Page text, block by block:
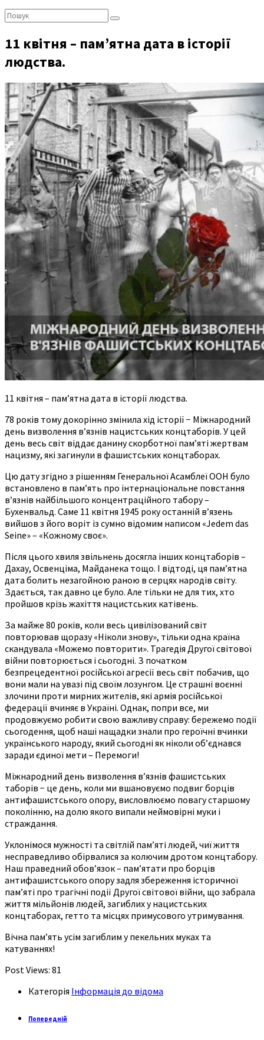
Пошук:
11 квітня – пам’ятна дата в історії
людства.
11 квітня – пам’ятна дата в історії людства.
78 років тому докорінно змінила хід історії − Міжнародний
день визволення в’язнів нацистських концтаборів. У цей
день весь світ віддає данину скорботної пам’яті жертвам
нацизму, які загинули в фашистських концтаборах.
Цю дату згідно з рішенням Генеральної Асамблеї ООН було
встановлено в пам’ять про інтернаціональне повстання
в’язнів найбільшого концентраційного табору –
Бухенвальд. Саме 11 квітня 1945 року останній в’язень
вийшов з його воріт із сумно відомим написом «Jedem das
Seine» – «Кожному своє».
Після цього хвиля звільнень досягла інших концтаборів –
Дахау, Освенціма, Майданека тощо. І відтоді, ця пам’ятна
дата болить незагойною раною в серцях народів світу.
Здається, так давно це було. Але тільки не для тих, хто
пройшов крізь жахіття нацистських катівень.
За майже 80 років, коли весь цивілізований світ
повторював щоразу «Ніколи знову», тільки одна країна
скандувала «Можемо повторити». Трагедія Другої світової
війни повторюється і сьогодні. З початком
безпрецедентної російської агресії весь світ побачив, що
вони мали на увазі під своїм лозунгом. Це страшні воєнні
злочини проти мирних жителів, які армія російської
федерації вчиняє в Україні. Однак, попри все, ми
продовжуємо робити свою важливу справу: бережемо події
сьогодення, щоб наші нащадки знали про героїчні вчинки
українського народу, який сьогодні як ніколи об’єднався
заради єдиної мети – Перемоги!
Міжнародний день визволення в’язнів фашистських
таборів − це день, коли ми вшановуємо подвиг борців
антифашистського опору, висловлюємо повагу старшому
поколінню, на долю якого випали неймовірні муки і
страждання.
Уклонімося мужності та світлій пам’яті людей, чиї життя
несправедливо обірвалися за колючим дротом концтабору.
Наш праведний обов’язок – пам’ятати про борців
антифашистського опору задля збереження історичної
пам’яті про трагічні події Другої світової війни, що забрала
життя мільйонів людей, загиблих у нацистських
концтаборах, гетто та місцях примусового утримування.
Вічна пам’ять усім загиблим у пекельних муках та
катуваннях!
Post Views: 81
Категорія Інформація до відома
Попередній